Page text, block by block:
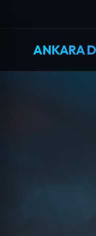
ANKARA